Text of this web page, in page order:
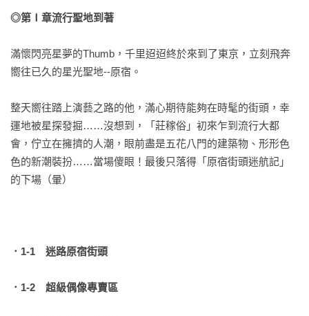
◎第Ⅰ章流行聖地到著
滿懷閃亮星夢的Thumb，千里迢迢終於來到了東京，立刻飛奔
嚮往已久的星光聖地--原宿。
整天嚮往踏上演藝之路的他，滿心期待能夠在時髦的街頭，幸
運地被星探發掘……沒想到，「莊稼俗」初來乍到流行大都
會，佇立在擁擠的人潮，眼前盡是五花八門的建築物、形形色
色的新潮裝扮……當場傻眼！最後只落得「原宿街頭迷航記」
的下場（暈）
．1-1　迷路原宿街頭
．1-2　超級偶像專賣區